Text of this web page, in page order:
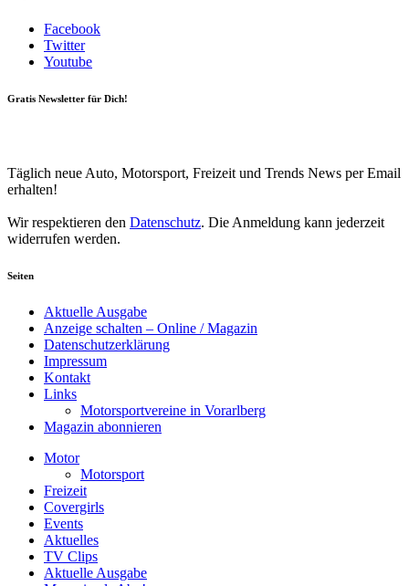
Facebook
Twitter
Youtube
Gratis Newsletter für Dich!
Täglich neue Auto, Motorsport, Freizeit und Trends News per Email
erhalten!
Wir respektieren den Datenschutz. Die Anmeldung kann jederzeit
widerrufen werden.
Seiten
Aktuelle Ausgabe
Anzeige schalten – Online / Magazin
Datenschutzerklärung
Impressum
Kontakt
Links
Motorsportvereine in Vorarlberg
Magazin abonnieren
Motor
Motorsport
Freizeit
Covergirls
Events
Aktuelles
TV Clips
Aktuelle Ausgabe